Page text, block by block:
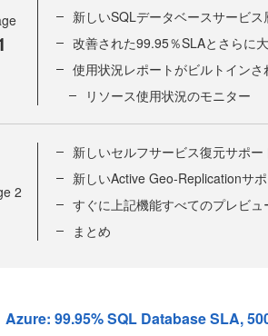
新しいSQLデータベースサービス
改善された99.95％SLAとさらに
使用状況レポートがビルトイン
リソース使用状況のモニター
2
新しいセルフサービス復元サポー
新しいActive Geo-Replicationサポ
すぐに上記機能すべてのプレビュ
まとめ
Azure: 99.95% SQL Database SLA,